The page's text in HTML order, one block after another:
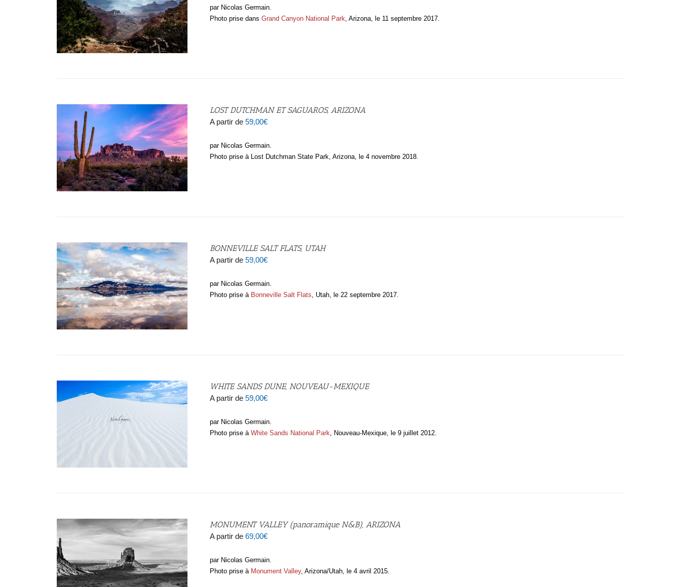
par Nicolas Germain.
Photo prise dansGrand Canyon National Park, Arizona, le 11 septembre 2017.
LOST DUTCHMAN ET SAGUAROS, ARIZONA
A partir de59,00€
par Nicolas Germain.
Photo prise à Lost Dutchman State Park, Arizona, le 4 novembre 2018.
BONNEVILLE SALT FLATS, UTAH
A partir de59,00€
par Nicolas Germain.
Photo prise à Bonneville Salt Flats, Utah, le 22 septembre 2017.
WHITE SANDS DUNE, NOUVEAU-MEXIQUE
A partir de59,00€
par Nicolas Germain.
Photo prise àWhite Sands National Park, Nouveau-Mexique, le 9 juillet 2012.
MONUMENT VALLEY (panoramique N&B), ARIZONA
A partir de69,00€
par Nicolas Germain.
Photo prise à Monument Valley, Arizona/Utah, le 4 avril 2015.